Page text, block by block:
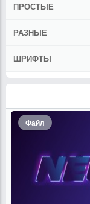
ПРОСТЫЕ
РАЗНЫЕ
ШРИФТЫ
Файл